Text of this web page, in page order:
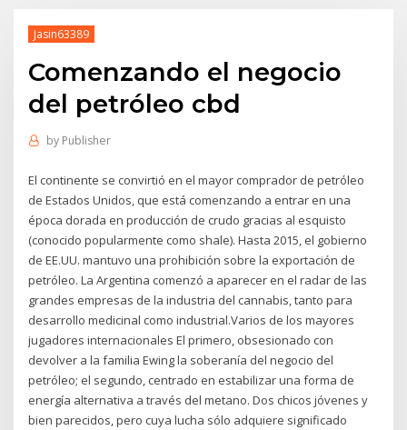
Jasin63389
Comenzando el negocio
del petróleo cbd
by Publisher
El continente se convirtió en el mayor comprador de petróleo
de Estados Unidos, que está comenzando a entrar en una
época dorada en producción de crudo gracias al esquisto
(conocido popularmente como shale). Hasta 2015, el gobierno
de EE.UU. mantuvo una prohibición sobre la exportación de
petróleo. La Argentina comenzó a aparecer en el radar de las
grandes empresas de la industria del cannabis, tanto para
desarrollo medicinal como industrial.Varios de los mayores
jugadores internacionales El primero, obsesionado con
devolver a la familia Ewing la soberanía del negocio del
petróleo; el segundo, centrado en estabilizar una forma de
energía alternativa a través del metano. Dos chicos jóvenes y
bien parecidos, pero cuya lucha sólo adquiere significado